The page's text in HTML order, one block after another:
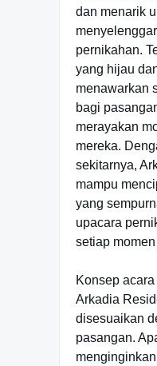
dan menarik
pernikahan.
yang hijau
menawarkan
bagi
merayakan
mereka.
sekitarnya,
mampu
yang
upacara
setiap
Konsep
Arkadia
disesuaikan
pasangan.